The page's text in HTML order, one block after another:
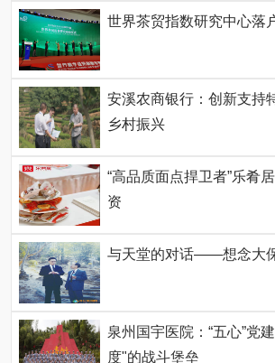
世界茶贸指数研究中心落
安溪农商银行：创新支持
乡村振兴
“高品质面点捍卫者”乐肴
资
与天堂的对话——想念大
泉州国宇医院：“五心”党
度"的战斗堡垒